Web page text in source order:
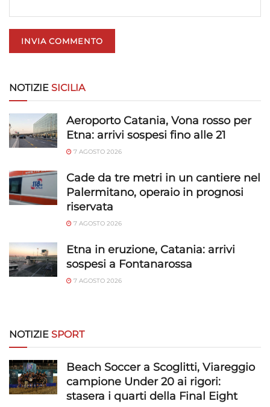
Utilizzare dati di geolocalizzazione precisi,
Riconoscere i dispositivi in base a informazioni
richieste attivamente.
rilevare frodi, correggere errori, Erogare
e presentare pubblicità e contenuto,
Salvare e comunicare le scelte sulla
privacy.
NOTIZIE SICILIA
Aeroporto Catania, Vona rosso per
Etna: arrivi sospesi fino alle 21
7 AGOSTO 2026
Cade da tre metri in un cantiere nel
Palermitano, operaio in prognosi
riservata
7 AGOSTO 2026
Etna in eruzione, Catania: arrivi
sospesi a Fontanarossa
7 AGOSTO 2026
NOTIZIE SPORT
Beach Soccer a Scoglitti, Viareggio
campione Under 20 ai rigori:
stasera i quarti della Final Eight